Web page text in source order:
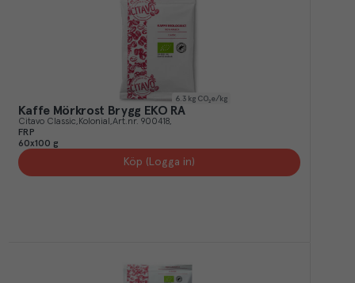
6.3 kg CO₂e/kg
Kaffe Mörkrost Brygg EKO RA
Citavo Classic Kolonial Art.nr. 900418
FRP
60x100 g
Köp (Logga in)